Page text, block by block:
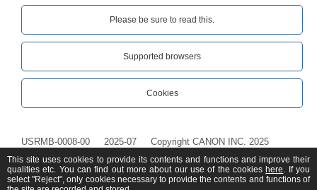
Please be sure to read this.‎
Supported browsers
Cookies
USRMB-0008-00 2025-07 Copyright CANON INC. 2025
This site uses cookies to provide its contents and functions and improve their
qualities etc. You can find out more about our use of the cookies here. If you
select "Reject", only cookies necessary to provide the contents and functions of